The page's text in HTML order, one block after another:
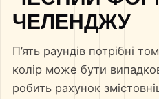
ЧЕЛЕНДЖУ
П’ять раундів потрібні
колір може бути
робить рахунок